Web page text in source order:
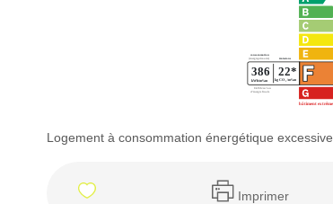
Logement à consommation énergétique excessive.
Imprimer